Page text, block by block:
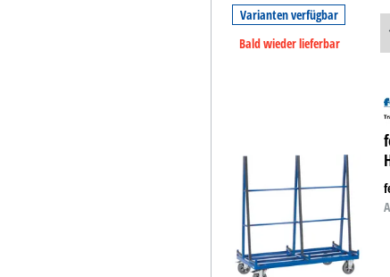
Varianten verfügbar
Bald wieder lieferbar